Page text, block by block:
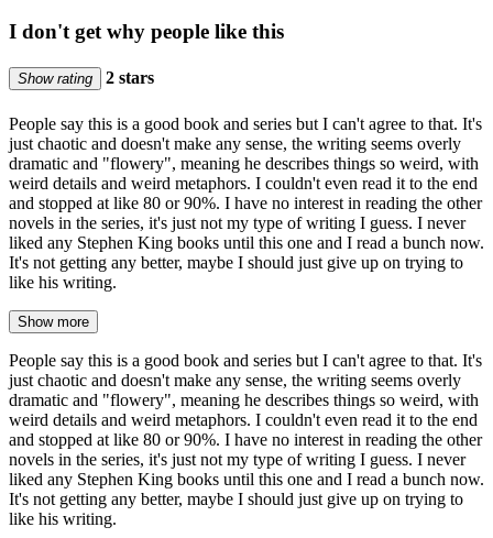
I don't get why people like this
Show rating 2 stars
People say this is a good book and series but I can't agree to that. It's
just chaotic and doesn't make any sense, the writing seems overly
dramatic and "flowery", meaning he describes things so weird, with
weird details and weird metaphors. I couldn't even read it to the end
and stopped at like 80 or 90%. I have no interest in reading the other
novels in the series, it's just not my type of writing I guess. I never
liked any Stephen King books until this one and I read a bunch now.
It's not getting any better, maybe I should just give up on trying to
like his writing.
Show more
People say this is a good book and series but I can't agree to that. It's
just chaotic and doesn't make any sense, the writing seems overly
dramatic and "flowery", meaning he describes things so weird, with
weird details and weird metaphors. I couldn't even read it to the end
and stopped at like 80 or 90%. I have no interest in reading the other
novels in the series, it's just not my type of writing I guess. I never
liked any Stephen King books until this one and I read a bunch now.
It's not getting any better, maybe I should just give up on trying to
like his writing.